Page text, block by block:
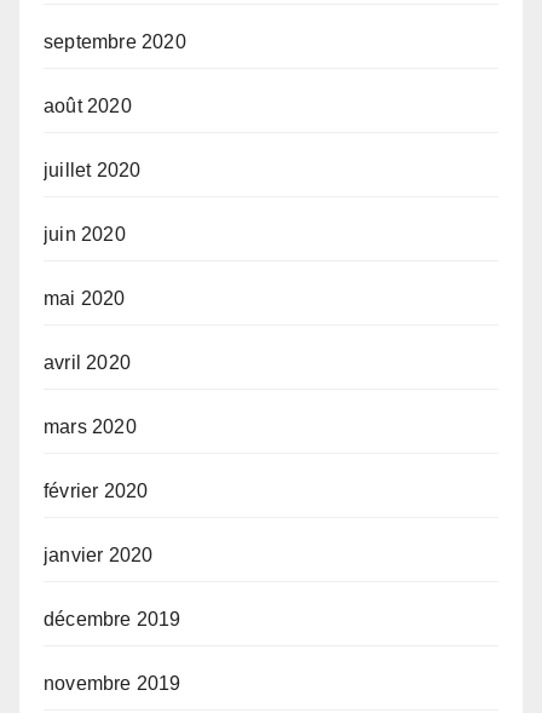
septembre 2020
août 2020
juillet 2020
juin 2020
mai 2020
avril 2020
mars 2020
février 2020
janvier 2020
décembre 2019
novembre 2019